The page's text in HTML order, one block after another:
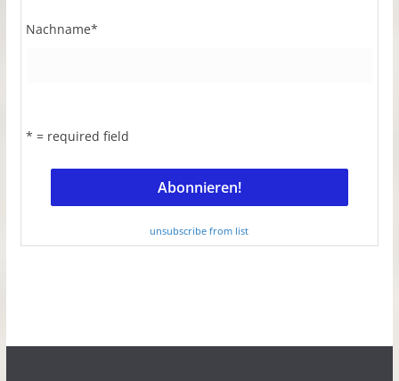
Nachname*
* = required field
unsubscribe from list